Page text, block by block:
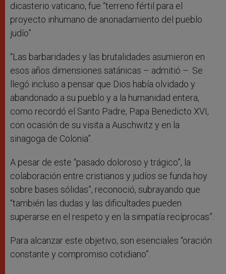
dicasterio vaticano, fue “terreno fértil para el
proyecto inhumano de anonadamiento del pueblo
judío”.
“Las barbaridades y las brutalidades asumieron en
esos años dimensiones satánicas – admitió –. Se
llegó incluso a pensar que Dios había olvidado y
abandonado a su pueblo y a la humanidad entera,
como recordó el Santo Padre, Papa Benedicto XVI,
con ocasión de su visita a Auschwitz y en la
sinagoga de Colonia”.
A pesar de este “pasado doloroso y trágico”, la
colaboración entre cristianos y judíos se funda hoy
sobre bases sólidas”, reconoció, subrayando que
“también las dudas y las dificultades pueden
superarse en el respeto y en la simpatía recíprocas”.
Para alcanzar este objetivo, son esenciales “oración
constante y compromiso cotidiano”.